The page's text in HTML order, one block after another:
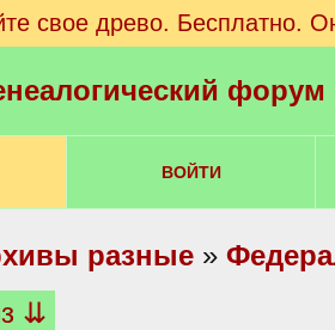
свое древо. Бесплатно.
ВОЙТИ
разные »
⇊